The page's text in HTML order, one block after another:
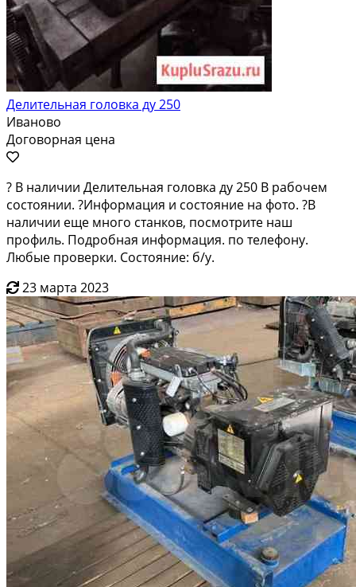
Делительная головка ду 250
Иваново
Договорная цена
? В наличии Делительная головка ду 250 В рабочем
состоянии. ?Информация и состояние на фото. ?В
наличии еще много станков, посмотрите наш
профиль. Подробная информация. по телефону.
Любые проверки. Состояние: б/у.
23 марта 2023